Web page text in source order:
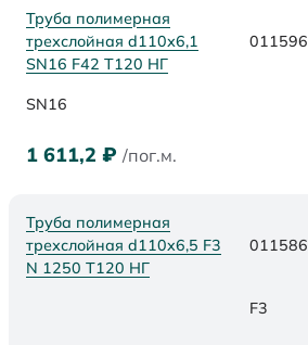
Труба полимерная
трехслойная d110х6,1
SN16 F42 Т120 НГ
011596
SN16
1 611,2 ₽ /пог.м.
Труба полимерная
трехслойная d110x6,5 F3
N 1250 Т120 НГ
011586
F3